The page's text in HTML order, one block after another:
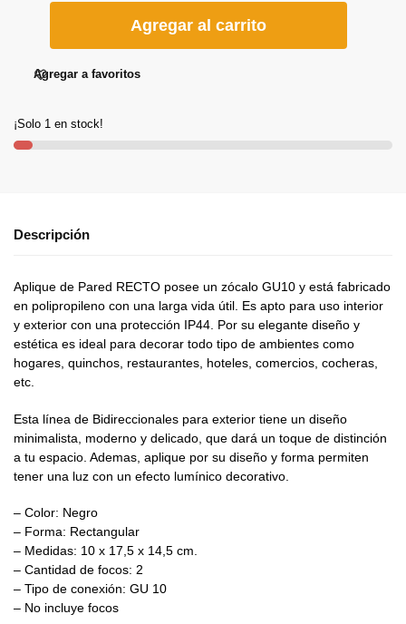
Agregar al carrito
Agregar a favoritos
¡Solo 1 en stock!
Descripción
Aplique de Pared RECTO posee un zócalo GU10 y está fabricado
en polipropileno con una larga vida útil. Es apto para uso interior
y exterior con una protección IP44. Por su elegante diseño y
estética es ideal para decorar todo tipo de ambientes como
hogares, quinchos, restaurantes, hoteles, comercios, cocheras,
etc.
Esta línea de Bidireccionales para exterior tiene un diseño
minimalista, moderno y delicado, que dará un toque de distinción
a tu espacio. Ademas, aplique por su diseño y forma permiten
tener una luz con un efecto lumínico decorativo.
– Color: Negro
– Forma: Rectangular
– Medidas: 10 x 17,5 x 14,5 cm.
– Cantidad de focos: 2
– Tipo de conexión: GU 10
– No incluye focos